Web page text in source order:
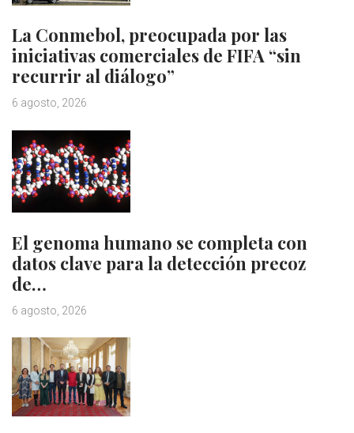
La Conmebol, preocupada por las
iniciativas comerciales de FIFA “sin
recurrir al diálogo”
6 agosto, 2026
El genoma humano se completa con
datos clave para la detección precoz
de…
6 agosto, 2026